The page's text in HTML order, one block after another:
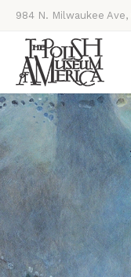
984 N. Milwaukee
Thursdays, Saturdays,